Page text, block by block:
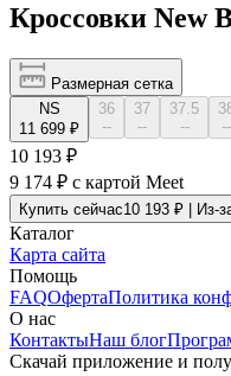
Кроссовки New
Размерная сетка
NS
11 699 ₽
36
--
37
--
37.5
--
--
10 193 ₽
9 174 ₽ с картой Meet
Купить сейчас10 193 ₽ | Из-
Каталог
Карта сайта
Помощь
FAQОфертаПолитика
О нас
КонтактыНаш блог
Скачай приложение и